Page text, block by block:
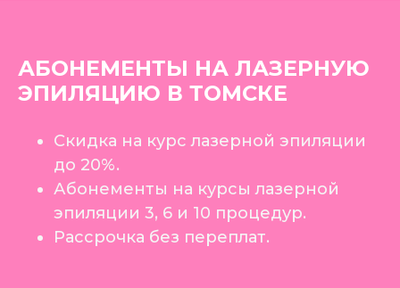
АБОНЕМЕНТЫ НА ЛАЗЕРНУЮ
ЭПИЛЯЦИЮ В ТОМСКЕ
Скидка на курс лазерной эпиляции
до 20%.
Абонементы на курсы лазерной
эпиляции 3, 6 и 10 процедур.
Рассрочка без переплат.